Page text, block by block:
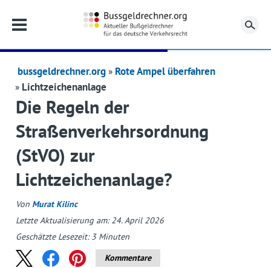
bussgeldrechner.org
Rote Ampel überfahren
Lichtzeichenanlage
Die Regeln der
Straßenverkehrsordnung
(StVO) zur
Lichtzeichenanlage?
Von Murat Kilinc
Letzte Aktualisierung am: 24. April 2026
Geschätzte Lesezeit:3 Minuten
Kommentare